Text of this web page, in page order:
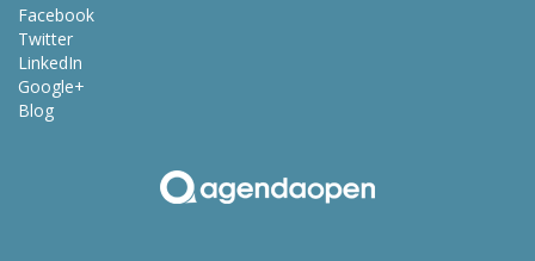
Facebook
Twitter
LinkedIn
Google+
Blog